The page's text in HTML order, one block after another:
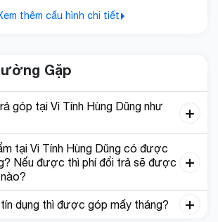
thêm cấu hình chi tiết
Gặp
góp tại Vi Tính Hùng Dũng như
tại Vi Tính Hùng Dũng có được
Nếu được thì phí đổi trả sẽ được
dụng thì được góp mấy tháng?